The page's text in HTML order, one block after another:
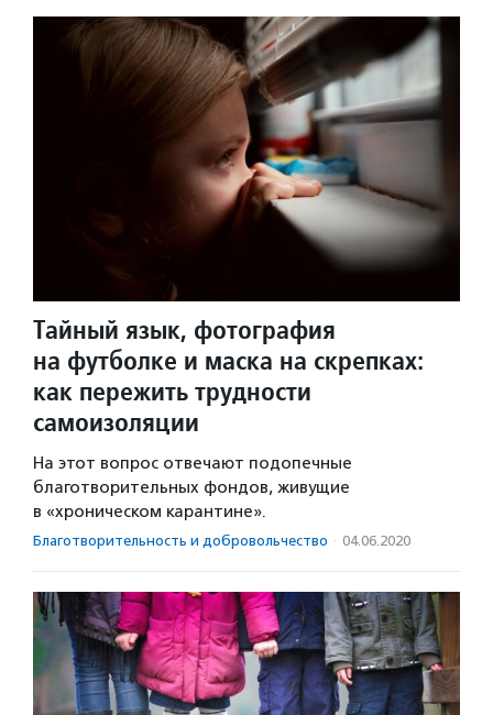
Тайный язык, фотография
на футболке и маска на скрепках:
как пережить трудности
самоизоляции
На этот вопрос отвечают подопечные
благотворительных фондов, живущие
в «хроническом карантине».
Благотвори­тель­ность и доброволь­чест­во · 04.06.2020